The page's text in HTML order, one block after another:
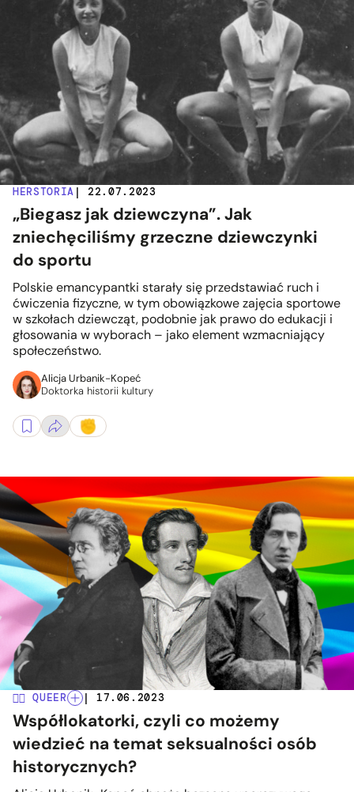
HERSTORIA | 22.07.2023
„Biegasz jak dziewczyna”. Jak
zniechęciliśmy grzeczne dziewczynki
do sportu
Polskie emancypantki starały się przedstawiać ruch i
ćwiczenia fizyczne, w tym obowiązkowe zajęcia sportowe
w szkołach dziewcząt, podobnie jak prawo do edukacji i
głosowania w wyborach – jako element wzmacniający
społeczeństwo.
Alicja Urbanik-Kopeć
Doktorka historii kultury
🏳️‍🌈 QUEER | 17.06.2023
Współlokatorki, czyli co możemy
wiedzieć na temat seksualności osób
historycznych?